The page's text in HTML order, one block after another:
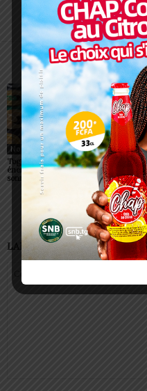
Charbel
ARTICLES
Non classé
Togo/ Boissons
énergisantes: l’État tire la
sonnette d’alarme
Non
Togo/
2026-
liste
autorisées
LAISSER UN COMMENTAIRE